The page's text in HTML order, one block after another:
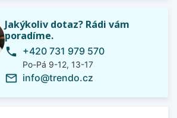
Jakýkoliv dotaz? Rádi vám
poradíme.
phone +420 731 979 570
Po-Pá 9-12, 13-17
mail_outline info@trendo.cz